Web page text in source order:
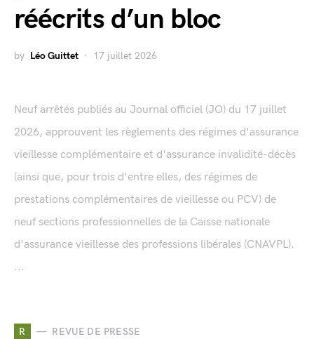
réécrits d’un bloc
by Léo Guittet 17 juillet 2026
Neuf arrêtés publiés au Journal officiel (JO) du 17 juillet
2026, approuvent les règlements des régimes d'assurance
vieillesse complémentaire et d'assurance invalidité-décès
(ainsi que, pour trois d'entre elles, des régimes de
prestations complémentaires de vieillesse ou PCV) de
neuf sections professionnelles de la Caisse nationale
d'assurance vieillesse des professions libérales (CNAVPL).
...
R REVUE DE PRESSE